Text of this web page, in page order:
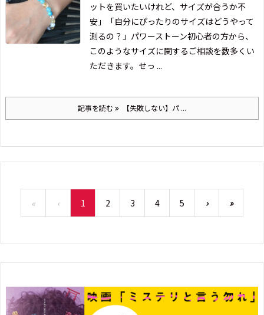
ットを買いたいけれど、サイズが合うか不
安」
「自分にぴったりのサイズはどうやって
測るの？」 パワーストーン初心者の方から、
このようなサイズに関するご相談を数多くい
ただきます。せっ ...
記事を読む 【失敗しない】パ ...
« ‹ 1 2 3 4 5 › »